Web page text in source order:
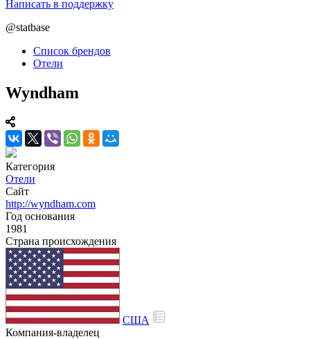
Написать в поддержку
@statbase
Список брендов
Отели
Wyndham
Категория
Отели
Сайт
http://wyndham.com
Год основания
1981
Страна происхождения
США
Компания-владелец